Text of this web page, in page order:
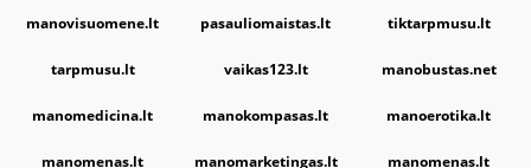
manovisuomene.lt pasauliomaistas.lt tiktarpmusu.lt
tarpmusu.lt vaikas123.lt manobustas.net
manomedicina.lt manokompasas.lt manoerotika.lt
manomenas.lt manomarketingas.lt manomenas.lt